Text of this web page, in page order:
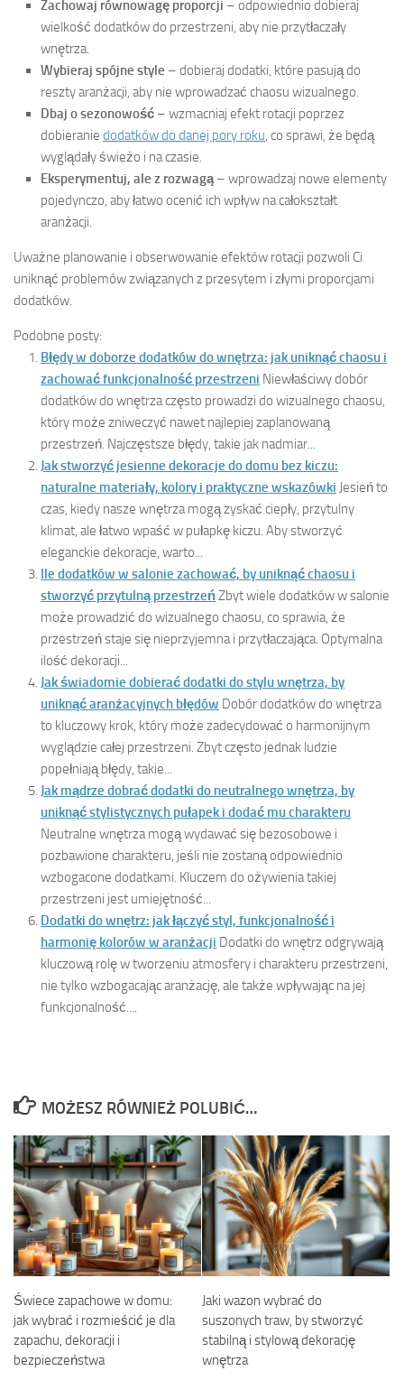
Zachowaj równowagę proporcji – odpowiednio dobieraj
wielkość dodatków do przestrzeni, aby nie przytłaczały
wnętrza.
Wybieraj spójne style – dobieraj dodatki, które pasują do
reszty aranżacji, aby nie wprowadzać chaosu wizualnego.
Dbaj o sezonowość – wzmacniaj efekt rotacji poprzez
dobieranie dodatków do danej pory roku, co sprawi, że będą
wyglądały świeżo i na czasie.
Eksperymentuj, ale z rozwagą– wprowadzaj nowe elementy
pojedynczo, aby łatwo ocenić ich wpływ na całokształt
aranżacji.
Uważne planowanie i obserwowanie efektów rotacji pozwoli Ci
uniknąć problemów związanych z przesytem i złymi proporcjami
dodatków.
Podobne posty:
Błędy w doborze dodatków do wnętrza: jak uniknąć chaosu i
zachować funkcjonalność przestrzeni Niewłaściwy dobór
dodatków do wnętrza często prowadzi do wizualnego chaosu,
który może zniweczyć nawet najlepiej zaplanowaną
przestrzeń. Najczęstsze błędy, takie jak nadmiar...
Jak stworzyć jesienne dekoracje do domu bez kiczu:
naturalne materiały, kolory i praktyczne wskazówki Jesień to
czas, kiedy nasze wnętrza mogą zyskać ciepły, przytulny
klimat, ale łatwo wpaść w pułapkę kiczu. Aby stworzyć
eleganckie dekoracje, warto...
Ile dodatków w salonie zachować, by uniknąć chaosu i
stworzyć przytulną przestrzeńZbyt wiele dodatków w salonie
może prowadzić do wizualnego chaosu, co sprawia, że
przestrzeń staje się nieprzyjemna i przytłaczająca. Optymalna
ilość dekoracji...
Jak świadomie dobierać dodatki do stylu wnętrza, by
uniknąć aranżacyjnych błędów Dobór dodatków do wnętrza
to kluczowy krok, który może zadecydować o harmonijnym
wyglądzie całej przestrzeni. Zbyt często jednak ludzie
popełniają błędy, takie...
Jak mądrze dobrać dodatki do neutralnego wnętrza, by
uniknąć stylistycznych pułapek i dodać mu charakteru
Neutralne wnętrza mogą wydawać się bezosobowe i
pozbawione charakteru, jeśli nie zostaną odpowiednio
wzbogacone dodatkami. Kluczem do ożywienia takiej
przestrzeni jest umiejętność...
Dodatki do wnętrz: jak łączyć styl, funkcjonalność i
harmonię kolorów w aranżacji Dodatki do wnętrz odgrywają
kluczową rolę w tworzeniu atmosfery i charakteru przestrzeni,
nie tylko wzbogacając aranżację, ale także wpływając na jej
funkcjonalność....
MOŻESZ RÓWNIEŻ POLUBIĆ…
Świece zapachowe w domu:
jak wybrać i rozmieścić je dla
zapachu, dekoracji i
bezpieczeństwa
Jaki wazon wybrać do
suszonych traw, by stworzyć
stabilną i stylową dekorację
wnętrza